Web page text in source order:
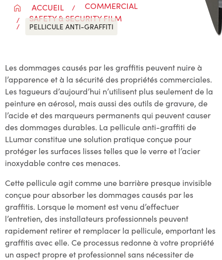
ACCUEIL
COMMERCIAL
SAFETY & SECURITY FILM
PELLICULE ANTI-GRAFFITI
Les dommages causés par les graffitis peuvent nuire à
l’apparence et à la sécurité des propriétés commerciales.
Les tagueurs d’aujourd’hui n’utilisent plus seulement de la
peinture en aérosol, mais aussi des outils de gravure, de
l’acide et des marqueurs permanents qui peuvent causer
des dommages durables. La pellicule anti-graffiti de
LLumar constitue une solution pratique conçue pour
protéger les surfaces lisses telles que le verre et l’acier
inoxydable contre ces menaces.
Cette pellicule agit comme une barrière presque invisible
conçue pour absorber les dommages causés par les
graffitis. Lorsque le moment est venu d’effectuer
l’entretien, des installateurs professionnels peuvent
rapidement retirer et remplacer la pellicule, emportant les
graffitis avec elle. Ce processus redonne à votre propriété
un aspect propre et professionnel sans nécessiter de